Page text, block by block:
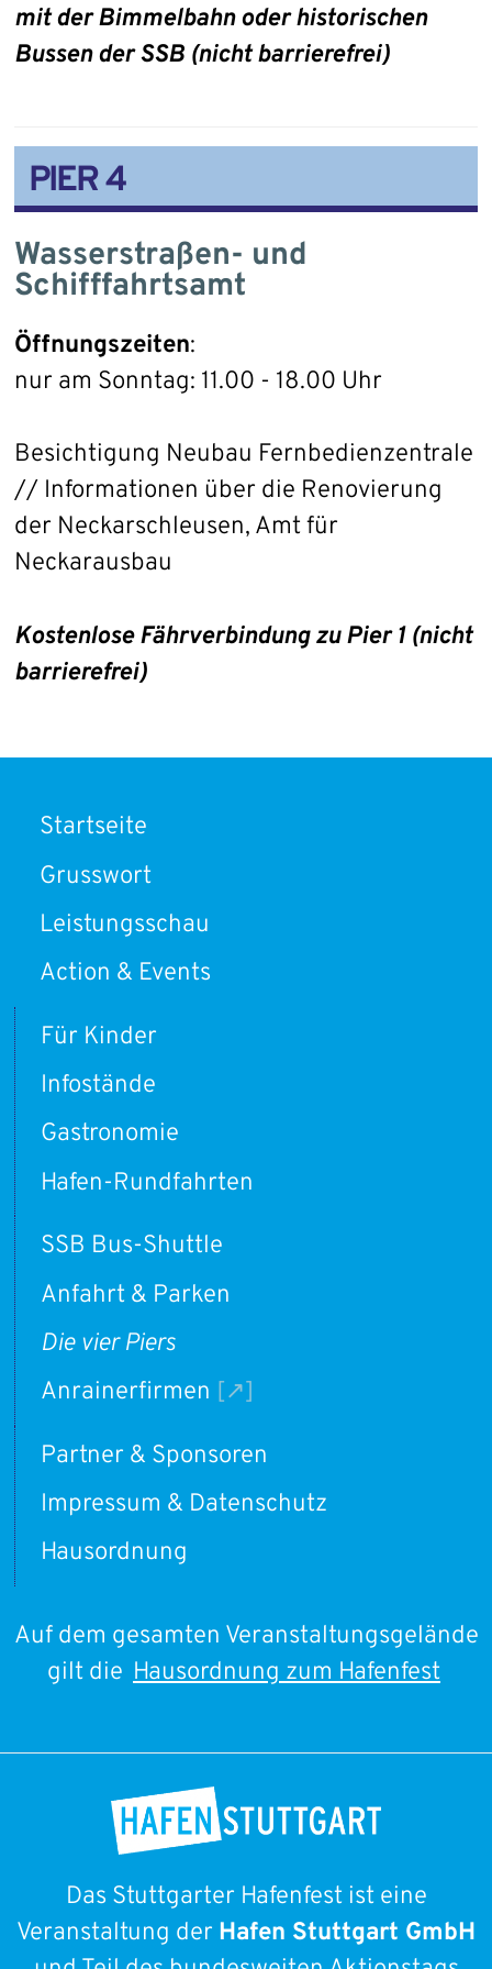
mit der Bimmelbahn oder historischen
Bussen der SSB (nicht barrierefrei)
PIER 4
Wasserstraßen- und
Schifffahrtsamt
Öffnungszeiten:
nur am Sonntag: 11.00 - 18.00 Uhr
Besichtigung Neubau Fernbedienzentrale
// Informationen über die Renovierung
der Neckarschleusen, Amt für
Neckarausbau
Kostenlose Fährverbindung zu Pier 1 (nicht
barrierefrei)
Startseite
Grusswort
Leistungsschau
Action & Events
Für Kinder
Infostände
Gastronomie
Hafen-Rundfahrten
SSB Bus-Shuttle
Anfahrt & Parken
Die vier Piers
Anrainerfirmen
Partner & Sponsoren
Impressum & Datenschutz
Hausordnung
Auf dem gesamten Veranstaltungsgelände
gilt die Hausordnung zum Hafenfest
Das Stuttgarter Hafenfest ist eine
Veranstaltung der Hafen Stuttgart GmbH